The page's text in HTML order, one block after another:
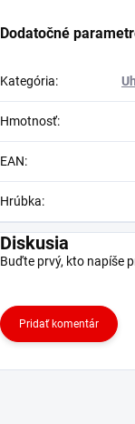
Dodatočné
Kategória:
Hmotnosť:
EAN:
Hrúbka:
Diskusia
Buďte prvý, kto napíše
Pridať komentár